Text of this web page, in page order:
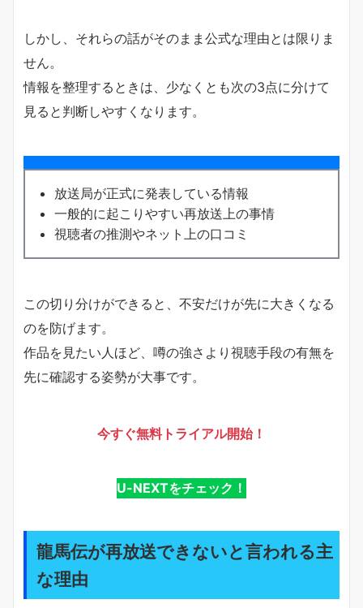
しかし、それらの話がそのまま公式な理由とは限りま
せん。
情報を整理するときは、少なくとも次の3点に分けて
見ると判断しやすくなります。
放送局が正式に発表している情報
一般的に起こりやすい再放送上の事情
視聴者の推測やネット上の口コミ
この切り分けができると、不安だけが先に大きくなる
のを防げます。
作品を見たい人ほど、噂の強さより視聴手段の有無を
先に確認する姿勢が大事です。
今すぐ無料トライアル開始！
U-NEXTをチェック！
龍馬伝が再放送できないと言われる主
な理由